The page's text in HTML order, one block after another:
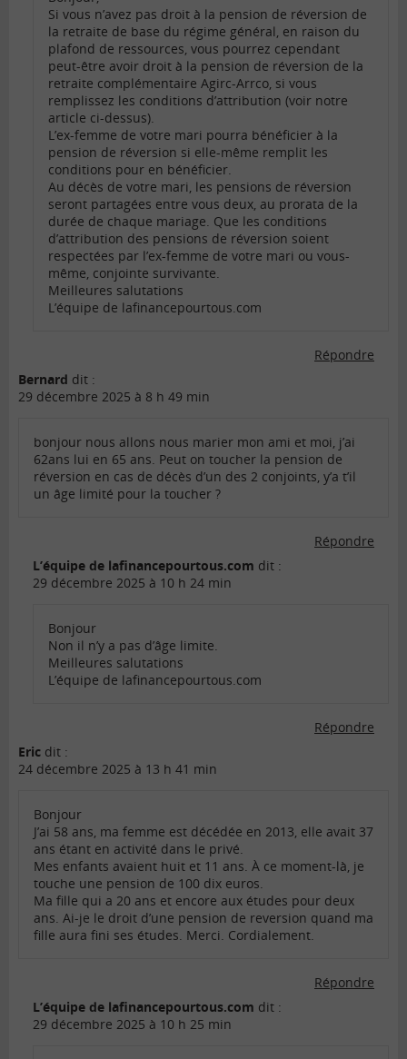
Si vous n’avez pas droit à la pension de réversion de
la retraite de base du régime général, en raison du
plafond de ressources, vous pourrez cependant
peut-être avoir droit à la pension de réversion de la
retraite complémentaire Agirc-Arrco, si vous
remplissez les conditions d’attribution (voir notre
article ci-dessus).
L’ex-femme de votre mari pourra bénéficier à la
pension de réversion si elle-même remplit les
conditions pour en bénéficier.
Au décès de votre mari, les pensions de réversion
seront partagées entre vous deux, au prorata de la
durée de chaque mariage. Que les conditions
d’attribution des pensions de réversion soient
respectées par l’ex-femme de votre mari ou vous-
même, conjointe survivante.
Meilleures salutations
L’équipe de lafinancepourtous.com
Répondre
Bernard dit :
29 décembre 2025 à 8 h 49 min
bonjour nous allons nous marier mon ami et moi, j’ai
62ans lui en 65 ans. Peut on toucher la pension de
réversion en cas de décès d’un des 2 conjoints, y’a t’il
un âge limité pour la toucher ?
Répondre
L’équipe de lafinancepourtous.com dit :
29 décembre 2025 à 10 h 24 min
Bonjour
Non il n’y a pas d’âge limite.
Meilleures salutations
L’équipe de lafinancepourtous.com
Répondre
Eric dit :
24 décembre 2025 à 13 h 41 min
Bonjour
J’ai 58 ans, ma femme est décédée en 2013, elle avait 37
ans étant en activité dans le privé.
Mes enfants avaient huit et 11 ans. À ce moment-là, je
touche une pension de 100 dix euros.
Ma fille qui a 20 ans et encore aux études pour deux
ans. Ai-je le droit d’une pension de reversion quand ma
fille aura fini ses études. Merci. Cordialement.
Répondre
L’équipe de lafinancepourtous.com dit :
29 décembre 2025 à 10 h 25 min